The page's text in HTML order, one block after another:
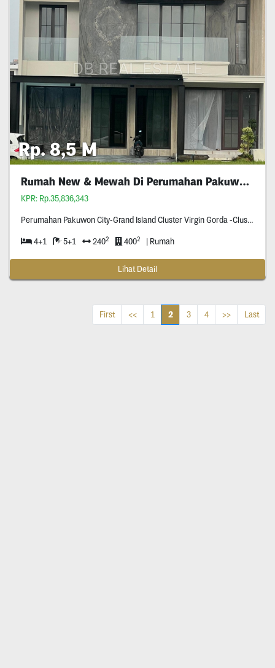
Rp. 8,5 M
Rumah New & Mewah Di Perumahan Pakuwon City
KPR: Rp.35,836,343
Perumahan Pakuwon City-Grand Island Cluster Virgin Gorda -Cluster Terbaru Dan Terfavorit Di Perumahan Pakuwon City -Blok & Nomer Rumah Angka Cantik -Row Jalan Tiga Mobil -Surat Shm -Bahan Bahan Yang Dipakai Sangat Berkualitas -Hadap Utara
4+1 5+1 2402 4002 | Rumah
Lihat Detail
First << 1 2 3 4 >> Last